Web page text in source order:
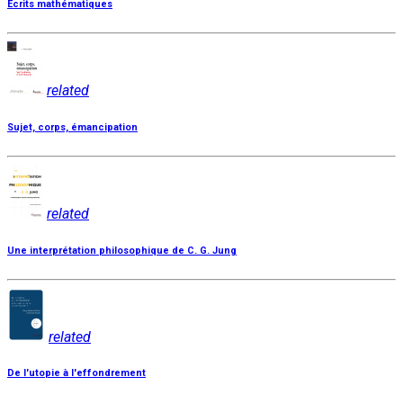
Écrits mathématiques
related
Sujet, corps, émancipation
related
Une interprétation philosophique de C. G. Jung
related
De l'utopie à l'effondrement